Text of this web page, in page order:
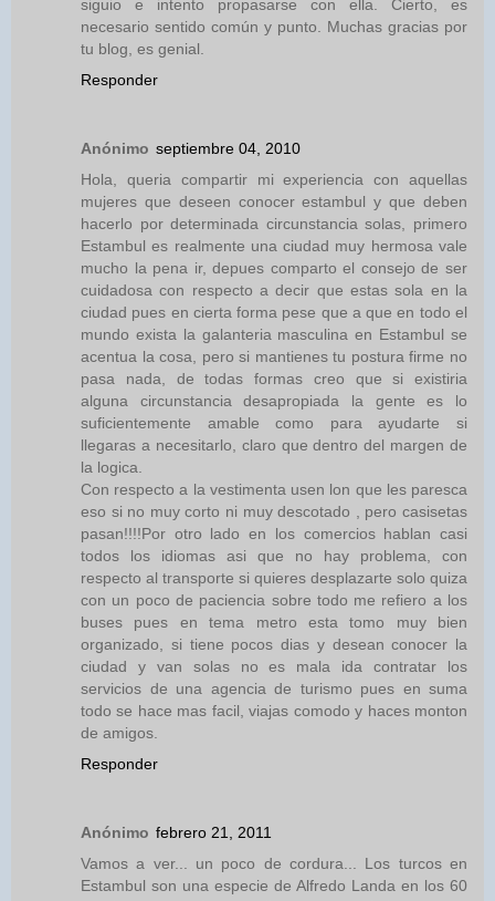
siguio e intento propasarse con ella. Cierto, es
necesario sentido común y punto. Muchas gracias por
tu blog, es genial.
Responder
Anónimo septiembre 04, 2010
Hola, queria compartir mi experiencia con aquellas
mujeres que deseen conocer estambul y que deben
hacerlo por determinada circunstancia solas, primero
Estambul es realmente una ciudad muy hermosa vale
mucho la pena ir, depues comparto el consejo de ser
cuidadosa con respecto a decir que estas sola en la
ciudad pues en cierta forma pese que a que en todo el
mundo exista la galanteria masculina en Estambul se
acentua la cosa, pero si mantienes tu postura firme no
pasa nada, de todas formas creo que si existiria
alguna circunstancia desapropiada la gente es lo
suficientemente amable como para ayudarte si
llegaras a necesitarlo, claro que dentro del margen de
la logica.
Con respecto a la vestimenta usen lon que les paresca
eso si no muy corto ni muy descotado , pero casisetas
pasan!!!!Por otro lado en los comercios hablan casi
todos los idiomas asi que no hay problema, con
respecto al transporte si quieres desplazarte solo quiza
con un poco de paciencia sobre todo me refiero a los
buses pues en tema metro esta tomo muy bien
organizado, si tiene pocos dias y desean conocer la
ciudad y van solas no es mala ida contratar los
servicios de una agencia de turismo pues en suma
todo se hace mas facil, viajas comodo y haces monton
de amigos.
Responder
Anónimo febrero 21, 2011
Vamos a ver... un poco de cordura... Los turcos en
Estambul son una especie de Alfredo Landa en los 60